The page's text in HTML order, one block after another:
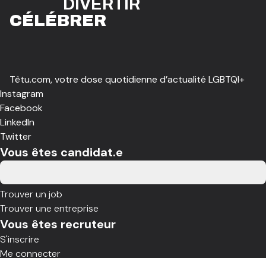
DIVERTIR
CÉLÉBRER
Têtu.com, votre dose quotidienne d’actualité LGBTQI+
Instagram
Facebook
LinkedIn
Twitter
Vous êtes candidat.e
Trouver un job
Trouver une entreprise
Vous êtes recruteur
S'inscrire
Me connecter